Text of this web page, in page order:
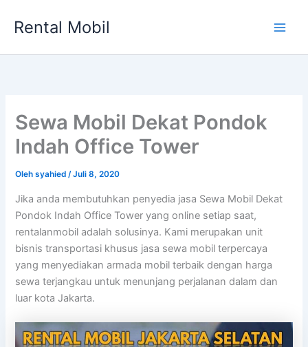
Rental Mobil
Sewa Mobil Dekat Pondok
Indah Office Tower
Olehsyahied/Juli 8, 2020
Jika anda membutuhkan penyedia jasa Sewa Mobil Dekat
Pondok Indah Office Tower yang online setiap saat,
rentalanmobil adalah solusinya. Kami merupakan unit
bisnis transportasi khusus jasa sewa mobil terpercaya
yang menyediakan armada mobil terbaik dengan harga
sewa terjangkau untuk menunjang perjalanan dalam dan
luar kota Jakarta.